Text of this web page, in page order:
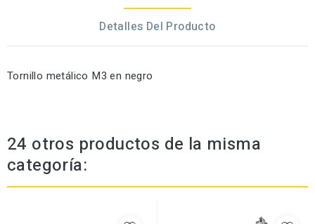
Detalles Del Producto
Tornillo metálico M3 en negro
24 otros productos de la misma
categoría: